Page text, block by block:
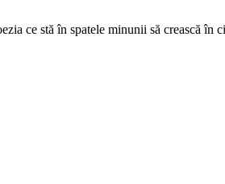
ce stă în spatele minunii să crească în